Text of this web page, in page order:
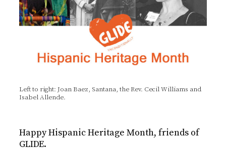
Left to right: Joan Baez, Santana, the Rev. Cecil Williams and
Isabel Allende.
Happy Hispanic Heritage Month, friends of
GLIDE.